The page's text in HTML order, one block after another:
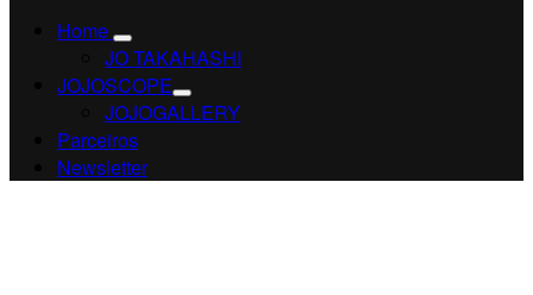
Home
JO TAKAHASHI
JOJOSCOPE
JOJOGALLERY
Parceiros
Newsletter